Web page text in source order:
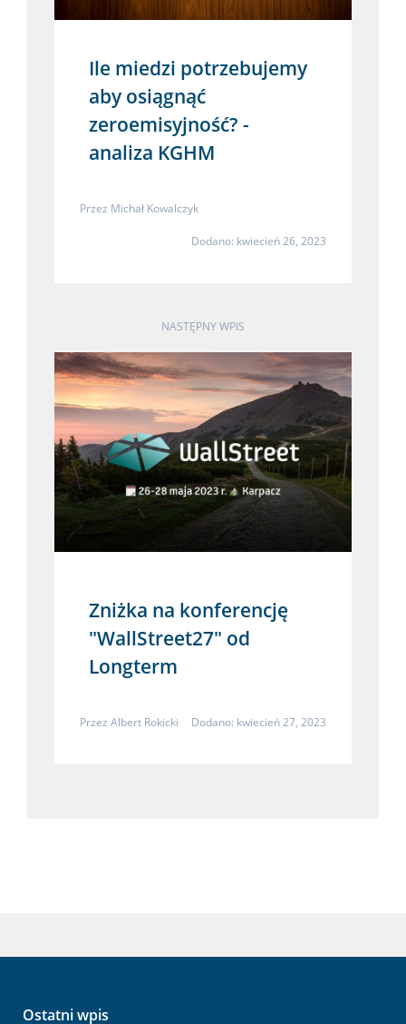
Ile miedzi potrzebujemy
aby osiągnąć
zeroemisyjność? -
analiza KGHM
Przez Michał Kowalczyk
Dodano: kwiecień 26, 2023
NASTĘPNY WPIS
Zniżka na konferencję
"WallStreet27" od
Longterm
Przez Albert Rokicki Dodano: kwiecień 27, 2023
Ostatni wpis